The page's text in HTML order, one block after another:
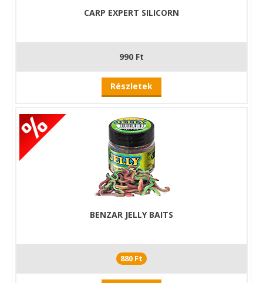
CARP EXPERT SILICORN
990 Ft
Részletek
BENZAR JELLY BAITS
880 Ft